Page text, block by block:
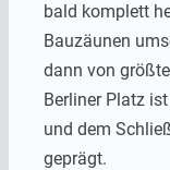
bald komplett
Bauzäunen
dann von
Berliner Platz
und dem
geprägt.